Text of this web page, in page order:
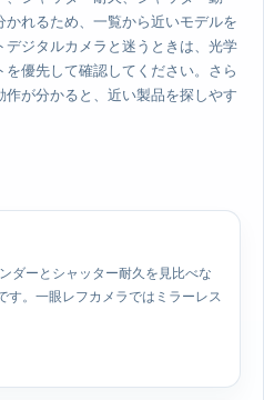
れるため、一覧から近いモデルを
ジタルカメラと迷うときは、光学
優先して確認してください。さら
が分かると、近い製品を探しやす
ダーとシャッター耐久を見比べな
す。一眼レフカメラではミラーレス